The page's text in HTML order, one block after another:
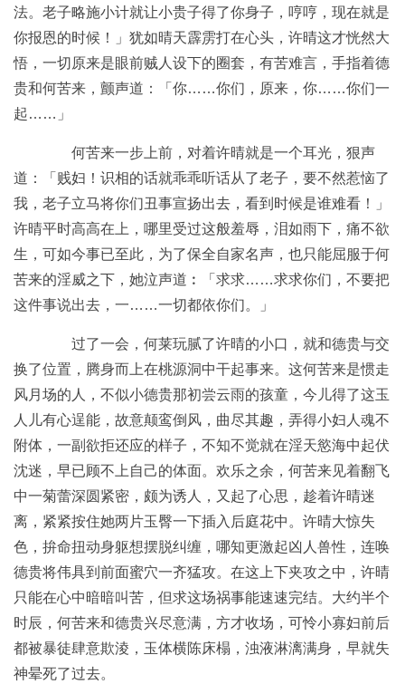
法。老子略施小计就让小贵子得了你身子，哼哼，现在就是
你报恩的时候！」犹如晴天霹雳打在心头，许晴这才恍然大
悟，一切原来是眼前贼人设下的圈套，有苦难言，手指着德
贵和何苦来，颤声道：「你……你们，原来，你……你们一
起……」
何苦来一步上前，对着许晴就是一个耳光，狠声
道：「贱妇！识相的话就乖乖听话从了老子，要不然惹恼了
我，老子立马将你们丑事宣扬出去，看到时候是谁难看！」
许晴平时高高在上，哪里受过这般羞辱，泪如雨下，痛不欲
生，可如今事已至此，为了保全自家名声，也只能屈服于何
苦来的淫威之下，她泣声道︰「求求……求求你们，不要把
这件事说出去，一……一切都依你们。」
过了一会，何莱玩腻了许晴的小口，就和德贵与交
换了位置，腾身而上在桃源洞中干起事来。这何苦来是惯走
风月场的人，不似小德贵那初尝云雨的孩童，今儿得了这玉
人儿有心逞能，故意颠鸾倒风，曲尽其趣，弄得小妇人魂不
附体，一副欲拒还应的样子，不知不觉就在淫天慾海中起伏
沈迷，早已顾不上自己的体面。欢乐之余，何苦来见着翻飞
中一菊蕾深圆紧密，颇为诱人，又起了心思，趁着许晴迷
离，紧紧按住她两片玉臀一下插入后庭花中。许晴大惊失
色，拚命扭动身躯想摆脱纠缠，哪知更激起凶人兽性，连唤
德贵将伟具到前面蜜穴一齐猛攻。在这上下夹攻之中，许晴
只能在心中暗暗叫苦，但求这场祸事能速速完结。大约半个
时辰，何苦来和德贵兴尽意满，方才收场，可怜小寡妇前后
都被暴徒肆意欺淩，玉体横陈床榻，浊液淋漓满身，早就失
神晕死了过去。